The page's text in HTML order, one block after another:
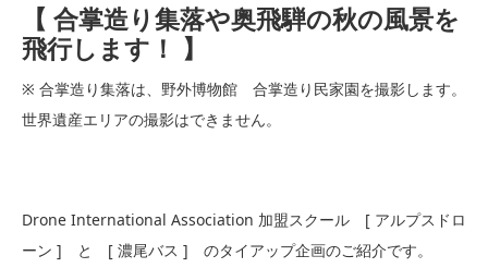
【 合掌造り集落や奥飛騨の秋の風景を
飛行します！ 】
※ 合掌造り集落は、野外博物館 合掌造り民家園を撮影します。
世界遺産エリアの撮影はできません。
Drone International Association 加盟スクール [ アルプスドロ
ーン ] と [ 濃尾バス ] のタイアップ企画のご紹介です。